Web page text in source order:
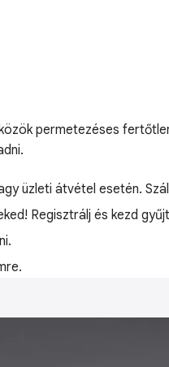
permetezéses
üzleti átvétel esetén.
Regisztrálj és kezd